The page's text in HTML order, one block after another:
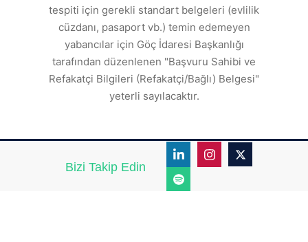
tespiti için gerekli standart belgeleri (evlilik
cüzdanı, pasaport vb.) temin edemeyen
yabancılar için Göç İdaresi Başkanlığı
tarafından düzenlenen "Başvuru Sahibi ve
Refakatçi Bilgileri (Refakatçi/Bağlı) Belgesi"
yeterli sayılacaktır.
Bizi Takip Edin